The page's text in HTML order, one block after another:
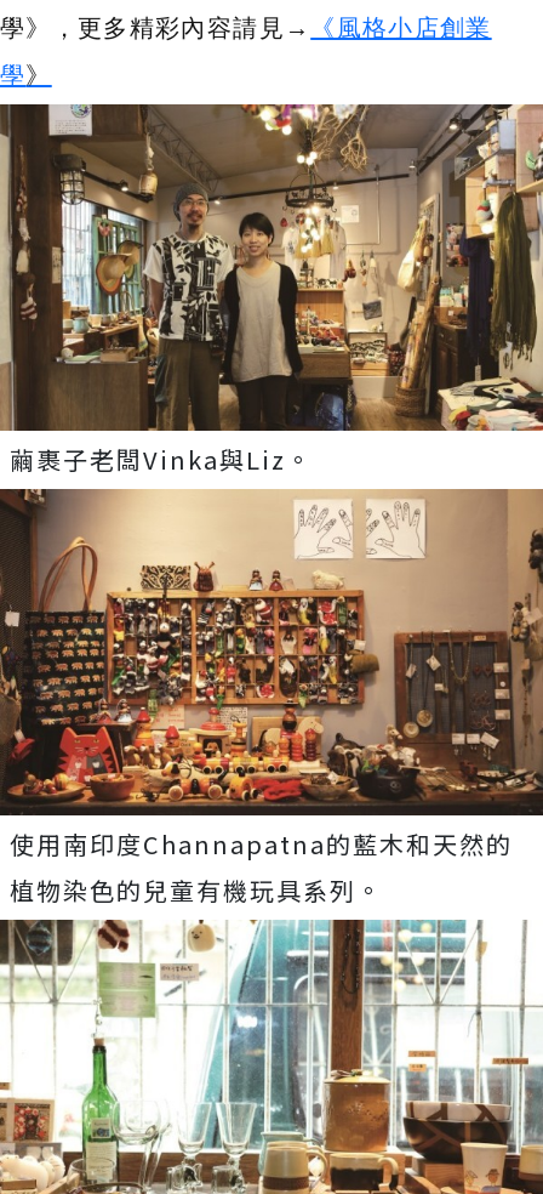
學》，更多精彩內容請見→
《風格小店創業
學》
繭裹子老闆Vinka與Liz。
使用南印度Channapatna的藍木和天然的
植物染色的兒童有機玩具系列。